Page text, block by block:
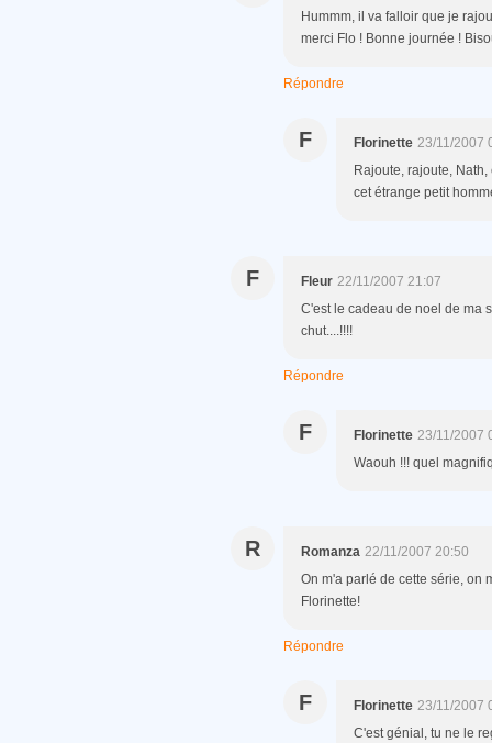
Hummm, il va falloir que je
merci Flo ! Bonne journée !
Répondre
F Florinette 23/11/2007
Rajoute, rajoute,
cet étrange petit
F Fleur 22/11/2007 21:07
C'est le cadeau de noel de ma
chut....!!!!
Répondre
F Florinette 23/11/2007
Waouh !!! quel
R Romanza 22/11/2007 20:50
On m'a parlé de cette série, on
Florinette!
Répondre
F Florinette 23/11/2007
C'est génial, tu ne le